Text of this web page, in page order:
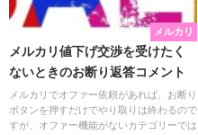
メルカリ
メルカリ値下げ交渉を受けたく
ないときのお断り返答コメント
メルカリでオファー依頼があれば、お断り
ボタンを押すだけでやり取りは終わるので
すが、オファー機能がないカテゴリーでは